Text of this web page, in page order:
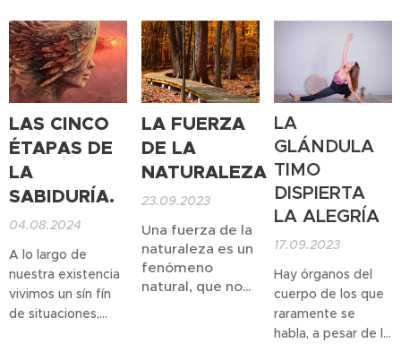
LAS CINCO
ÉTAPAS DE
LA
SABIDURÍA.
04.08.2024
A lo largo de
nuestra existencia
vivimos un sín fín
de situaciones,
LA FUERZA
DE LA
NATURALEZA
23.09.2023
Una fuerza de la
naturaleza es un
fenómeno
natural, que no
LA
GLÁNDULA
TIMO
DISPIERTA
LA ALEGRÍA
17.09.2023
Hay órganos del
cuerpo de los que
raramente se
habla, a pesar de lo